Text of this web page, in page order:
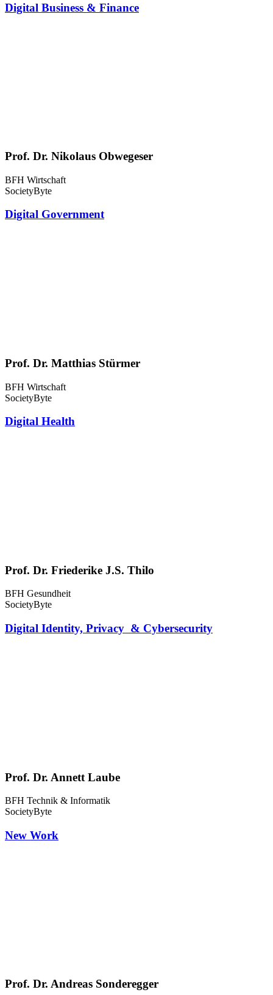
Digital Business & Finance
Prof. Dr. Nikolaus Obwegeser
BFH Wirtschaft
SocietyByte
Digital Government
Prof. Dr. Matthias Stürmer
BFH Wirtschaft
SocietyByte
Digital Health
Prof. Dr. Friederike J.S. Thilo
BFH Gesundheit
SocietyByte
Digital Identity, Privacy & Cybersecurity
Prof. Dr. Annett Laube
BFH Technik & Informatik
SocietyByte
New Work
Prof. Dr. Andreas Sonderegger